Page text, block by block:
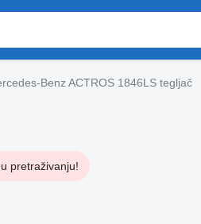
Benz ACTROS 1846LS tegljač
pretraživanju!